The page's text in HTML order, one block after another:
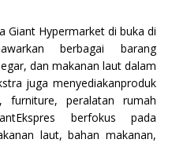
Giant Hypermarket di buka di
berbagai barang
dan makanan laut dalam
juga menyediakanproduk
furniture, peralatan rumah
berfokus pada
laut, bahan makanan,